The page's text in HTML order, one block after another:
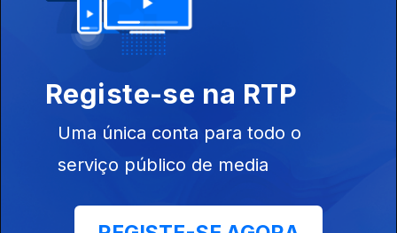
Registe-se na RTP
Uma única conta para todo o
serviço público de media